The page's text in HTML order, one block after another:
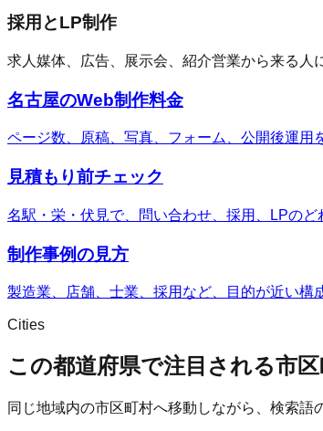
採用とLP制作
求人媒体、広告、展示会、紹介営業から来る人
名古屋のWeb制作料金
ページ数、原稿、写真、フォーム、公開後運用
見積もり前チェック
名駅・栄・伏見で、問い合わせ、採用、LPのど
制作事例の見方
製造業、店舗、士業、採用など、目的が近い構
Cities
この都道府県で注目される市
同じ地域内の市区町村へ移動しながら、検索語